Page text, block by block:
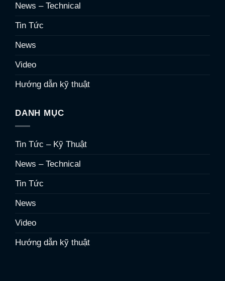
News – Technical
Tin Tức
News
Video
Hướng dẫn kỹ thuật
DANH MỤC
Tin Tức – Kỹ Thuật
News – Technical
Tin Tức
News
Video
Hướng dẫn kỹ thuật